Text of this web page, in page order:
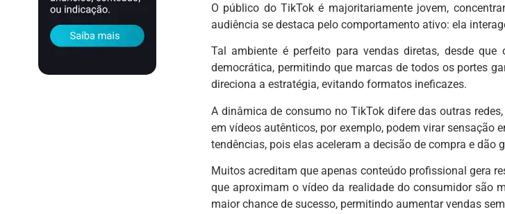
O público do TikTok é majoritariamente jovem,
audiência se destaca pelo comportamento ativo: ela
Tal ambiente é perfeito para vendas diretas, desde
democrática, permitindo que marcas de todos os portes
direciona a estratégia, evitando formatos ineficazes.
A dinâmica de consumo no TikTok difere das outras
em vídeos autênticos, por exemplo, podem virar sensação
tendências, pois elas aceleram a decisão de compra e dão
Muitos acreditam que apenas conteúdo profissional gera
que aproximam o vídeo da realidade do consumidor são
maior chance de sucesso, permitindo aumentar vendas